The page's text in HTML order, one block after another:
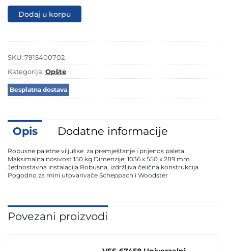
palete
količina
Dodaj u korpu
SKU: 7915400702
Kategorija: Opšte
Besplatna dostava
Opis Dodatne informacije
Robusne paletne viljuške za premještanje i prijenos paleta
Maksimalna nosivost 150 kg Dimenzije: 1036 x 550 x 289 mm
Jednostavna instalacija Robusna, izdržljiva čelična konstrukcija
Pogodno za mini utovarivače Scheppach i Woodster
Povezani proizvodi